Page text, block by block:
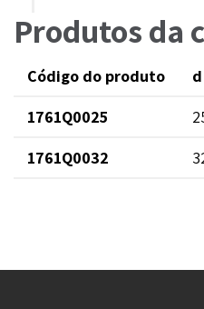
Produtos da
Código do produto d
1761Q0025
1761Q0032